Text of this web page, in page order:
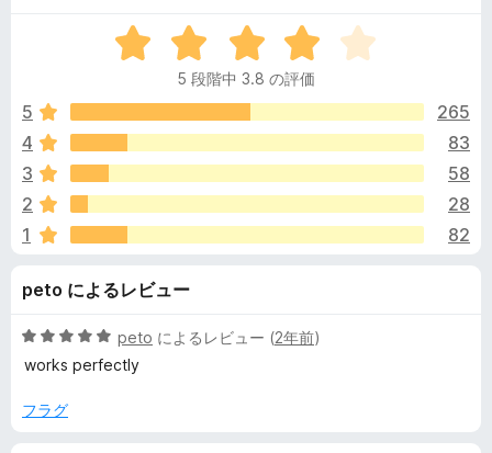
ラ
ウ
ザ
ー
ド
オ
ン
m
P
a
g
e
W
5
段
中
.
の
価
5 段階中 3.8 の評価
5
265
4
83
3
58
2
28
1
82
peto によるレビュー
5
段
中
peto によるレビュー (2年前)
works perfectly
フラグ